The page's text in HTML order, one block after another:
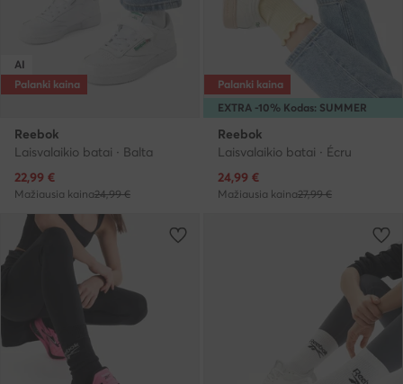
AI
Palanki kaina
Reebok
Laisvalaikio batai · Balta
Dabartinė kaina
22,99 €
Mažiausia kaina24,99 €
EXTRA -10% Kodas: SUMMER
Palanki kaina
Reebok
Laisvalaikio batai · Écru
Dabartinė kaina
24,99 €
Mažiausia kaina27,99 €